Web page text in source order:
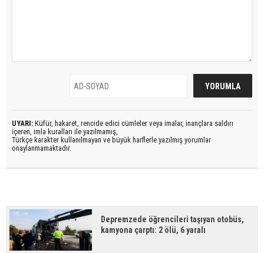
UYARI: Küfür, hakaret, rencide edici cümleler veya imalar, inançlara saldırı
içeren, imla kuralları ile yazılmamış,
Türkçe karakter kullanılmayan ve büyük harflerle yazılmış yorumlar
onaylanmamaktadır.
Depremzede öğrencileri taşıyan otobüs,
kamyona çarptı: 2 ölü, 6 yaralı